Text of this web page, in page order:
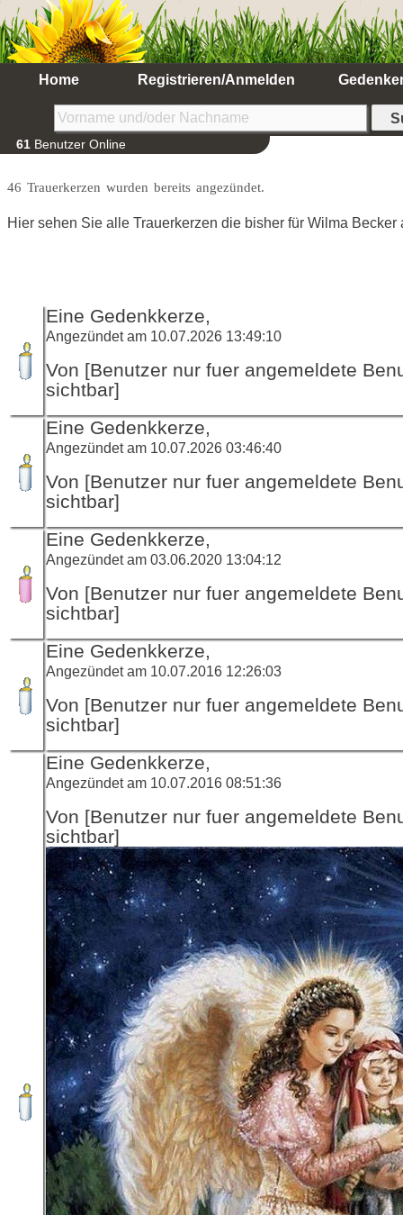
Home Registrieren/Anmelden
61 Benutzer Online
46 Trauerkerzen wurden bereits angezündet.
Hier sehen Sie alle Trauerkerzen die bisher für Wilma Becker
Eine Gedenkkerze,
Angezündet am 10.07.2026 13:49:10
Von [Benutzer nur fuer angemeldete
sichtbar]
Eine Gedenkkerze,
Angezündet am 10.07.2026 03:46:40
Von [Benutzer nur fuer angemeldete
sichtbar]
Eine Gedenkkerze,
Angezündet am 03.06.2020 13:04:12
Von [Benutzer nur fuer angemeldete
sichtbar]
Eine Gedenkkerze,
Angezündet am 10.07.2016 12:26:03
Von [Benutzer nur fuer angemeldete
sichtbar]
Eine Gedenkkerze,
Angezündet am 10.07.2016 08:51:36
Von [Benutzer nur fuer angemeldete
sichtbar]